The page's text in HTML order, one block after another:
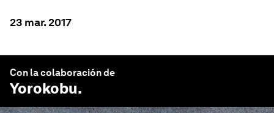
23 mar. 2017
Con la colaboración de
Yorokobu.